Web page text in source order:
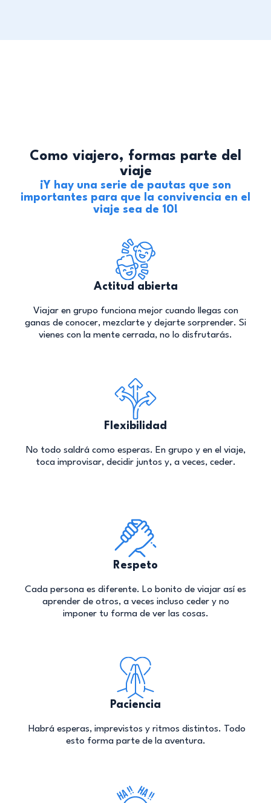
Como viajero, formas parte del
viaje
¡Y hay una serie de pautas que son
importantes para que la convivencia en el
viaje sea de 10!
Actitud abierta
Viajar en grupo funciona mejor cuando llegas con
ganas de conocer, mezclarte y dejarte sorprender. Si
vienes con la mente cerrada, no lo disfrutarás.
Flexibilidad
No todo saldrá como esperas. En grupo y en el viaje,
toca improvisar, decidir juntos y, a veces, ceder.
Respeto
Cada persona es diferente. Lo bonito de viajar así es
aprender de otros, a veces incluso ceder y no
imponer tu forma de ver las cosas.
Paciencia
Habrá esperas, imprevistos y ritmos distintos. Todo
esto forma parte de la aventura.